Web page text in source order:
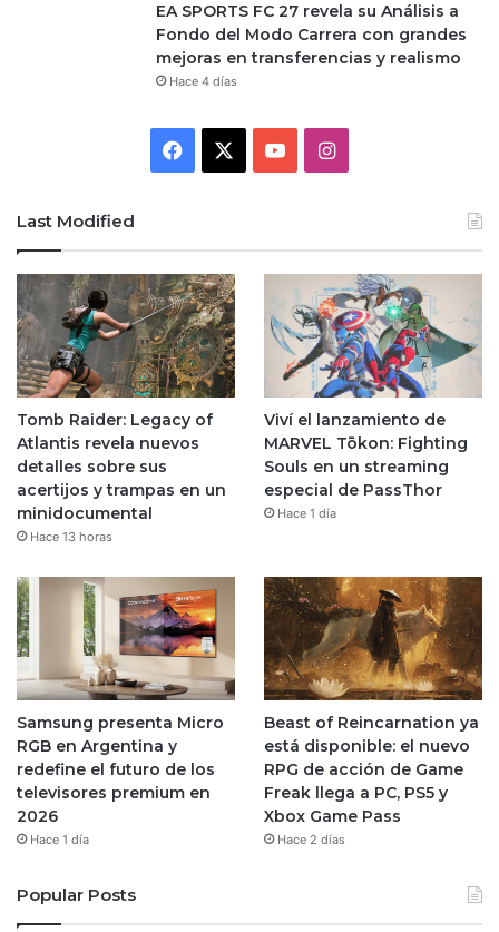
EA SPORTS FC 27 revela su Análisis a
Fondo del Modo Carrera con grandes
mejoras en transferencias y realismo
Hace 4 días
Facebook YouTubeInstagram
Last Modified
Tomb Raider: Legacy of
Atlantis revela nuevos
detalles sobre sus
acertijos y trampas en un
minidocumental
Hace 13 horas
Viví el lanzamiento de
MARVEL Tōkon: Fighting
Souls en un streaming
especial de PassThor
Hace 1 día
Samsung presenta Micro
RGB en Argentina y
redefine el futuro de los
televisores premium en
2026
Hace 1 día
Beast of Reincarnation ya
está disponible: el nuevo
RPG de acción de Game
Freak llega a PC, PS5 y
Xbox Game Pass
Hace 2 días
Popular Posts